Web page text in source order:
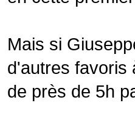
Mais si
d'autres favoris
de près de 5h